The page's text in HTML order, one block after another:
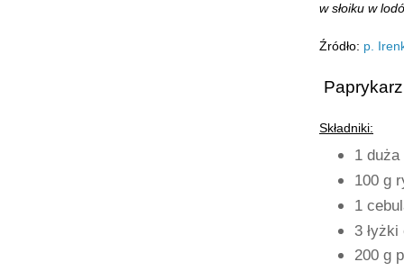
w słoiku w
Źródło: p.
Składniki:
1 duża
100 g
1
3
200 g